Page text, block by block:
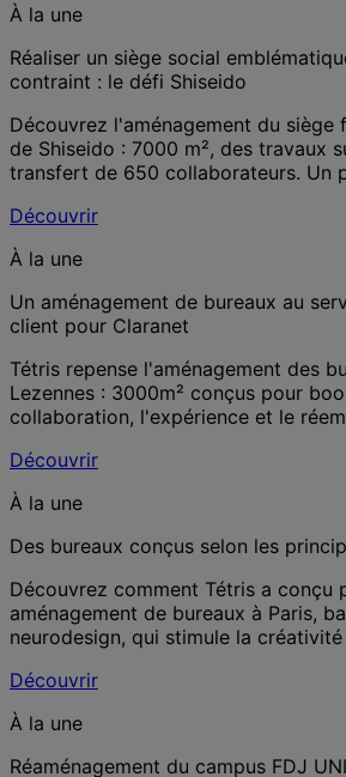
À la une
Réaliser un siège social
contraint : le défi Shiseido
Découvrez l'aménagement du siège
de Shiseido : 7000 m², des travaux
transfert de 650 collaborateurs. Un
Découvrir
À la une
Un aménagement de bureaux au
client pour Claranet
Tétris repense l'aménagement des
Lezennes : 3000m² conçus pour
collaboration, l'expérience et le
Découvrir
À la une
Des bureaux conçus selon les
Découvrez comment Tétris a conçu
aménagement de bureaux à Paris,
neurodesign, qui stimule la
Découvrir
À la une
Réaménagement du campus FDJ